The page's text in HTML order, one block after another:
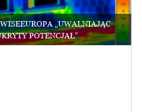
„UWALNIAJĄC
POTENCJAŁ”